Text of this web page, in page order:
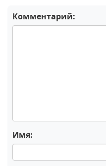
Комментарий:
Имя: